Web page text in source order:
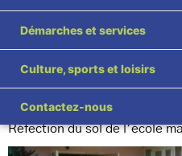
Démarches et services
Culture, sports et loisirs
Contactez-nous
Retour vers "Vie
Réfection du sol de l’école